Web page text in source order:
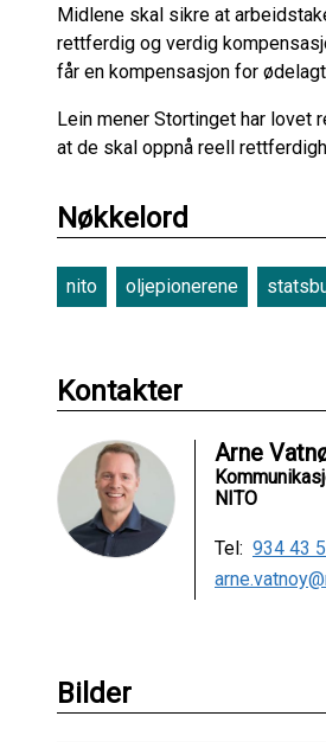
Midlene skal sikre at
rettferdig og verdig
får en kompensasjon for
Lein mener Stortinget har lovet
at de skal oppnå reell
Nøkkelord
nito oljepionerene
Kontakter
Arne
NITO
Tel: 934 43
Bilder